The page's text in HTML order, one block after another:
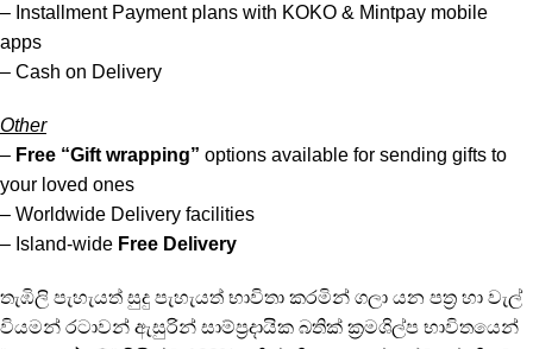
– Installment Payment plans with KOKO & Mintpay mobile
apps
– Cash on Delivery
Other
– Free “Gift wrapping” options available for sending gifts to
your loved ones
– Worldwide Delivery facilities
– Island-wide Free Delivery
තැඹිලි පැහැයත් සුදු පැහැයත් භාවිතා කරමින් ගලා යන පත්‍ර හා වැල්
වියමන් රටාවන් ඇසුරින් සාම්ප්‍රදායික බතික් ක්‍රමශිල්ප භාවිතයෙන්